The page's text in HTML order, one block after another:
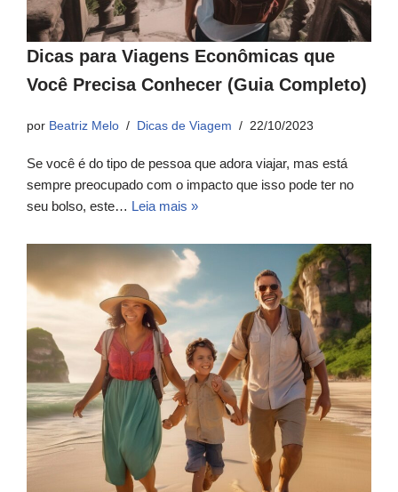
Dicas para Viagens Econômicas que
Você Precisa Conhecer (Guia Completo)
por Beatriz Melo Dicas de Viagem 22/10/2023
Se você é do tipo de pessoa que adora viajar, mas está
sempre preocupado com o impacto que isso pode ter no
seu bolso, este… Leia mais »